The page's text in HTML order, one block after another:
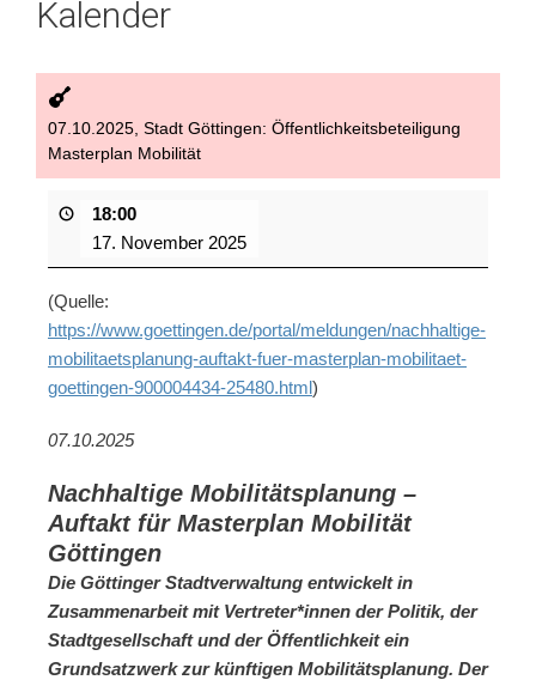
Kalender
07.10.2025, Stadt Göttingen: Öffentlichkeitsbeteiligung
Masterplan Mobilität
18:00
17. November 2025
(Quelle:
https://www.goettingen.de/portal/meldungen/nachhaltige-
mobilitaetsplanung-auftakt-fuer-masterplan-mobilitaet-
goettingen-900004434-25480.html)
07.10.2025
Nachhaltige Mobilitätsplanung –
Auftakt für Masterplan Mobilität
Göttingen
Die Göttinger Stadtverwaltung entwickelt in
Zusammenarbeit mit Vertreter*innen der Politik, der
Stadtgesellschaft und der Öffentlichkeit ein
Grundsatzwerk zur künftigen Mobilitätsplanung. Der